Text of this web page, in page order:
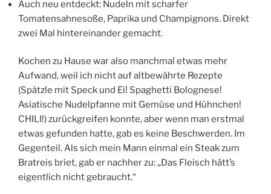
Auch neu entdeckt: Nudeln mit scharfer
Tomatensahnesoße, Paprika und Champignons. Direkt
zwei Mal hintereinander gemacht.
Kochen zu Hause war also manchmal etwas mehr
Aufwand, weil ich nicht auf altbewährte Rezepte
(Spätzle mit Speck und Ei! Spaghetti Bolognese!
Asiatische Nudelpfanne mit Gemüse und Hühnchen!
CHILI!) zurückgreifen konnte, aber wenn man erstmal
etwas gefunden hatte, gab es keine Beschwerden. Im
Gegenteil. Als sich mein Mann einmal ein Steak zum
Bratreis briet, gab er nachher zu: „Das Fleisch hätt’s
eigentlich nicht gebraucht.“